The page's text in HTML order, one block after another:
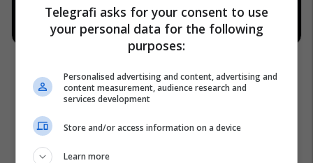
Telegrafi asks for your consent to use
your personal data for the following
purposes:
Personalised advertising and content, advertising and
content measurement, audience research and
services development
Store and/or access information on a device
Learn more